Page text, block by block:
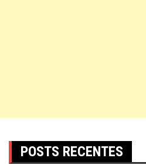
POSTS RECENTES